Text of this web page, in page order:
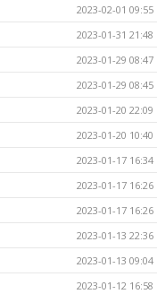
2023-02-01 09:55
2023-01-31 21:48
2023-01-29 08:47
2023-01-29 08:45
2023-01-20 22:09
2023-01-20 10:40
2023-01-17 16:34
2023-01-17 16:26
2023-01-17 16:26
2023-01-13 22:36
2023-01-13 09:04
2023-01-12 16:58